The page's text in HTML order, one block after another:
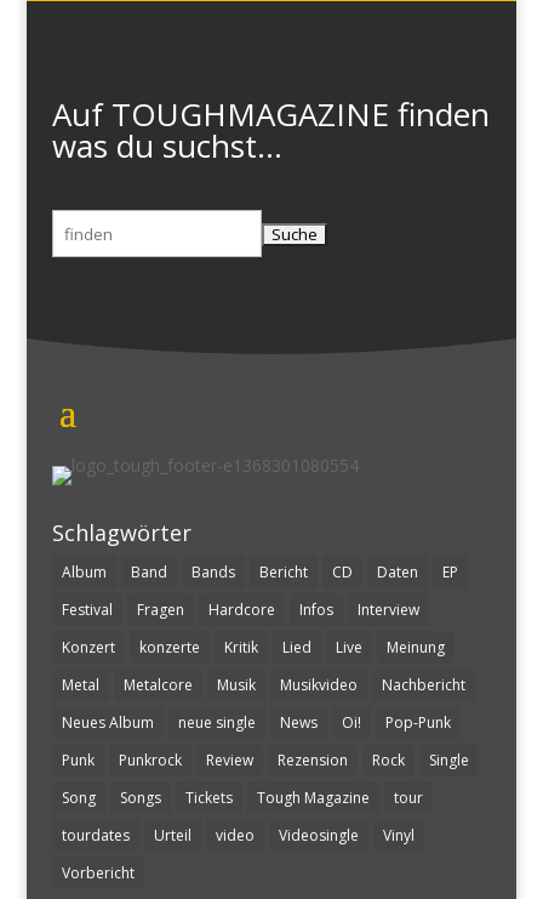
Auf TOUGHMAGAZINE finden
was du suchst...
Suchen
nach:
Schlagwörter
Album Band Bands Bericht CD Daten
EP
Festival
Fragen Hardcore Infos
Interview
Konzert
konzerte Kritik Lied Live
Meinung
Metal
Metalcore Musik Musikvideo
Nachbericht
Neues Album
neue single News Oi!
Pop-Punk
Punk
Punkrock Review Rezension Rock
Single
Song
Songs Tickets Tough Magazine
tour
tourdates
Urteil video Videosingle
Vinyl
Vorbericht